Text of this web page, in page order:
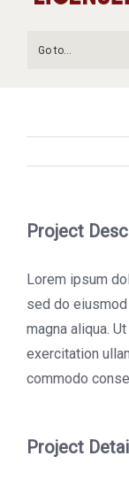
Go to...
Project
Lorem ipsum
sed do
magna aliqua.
exercitation
commodo
Project